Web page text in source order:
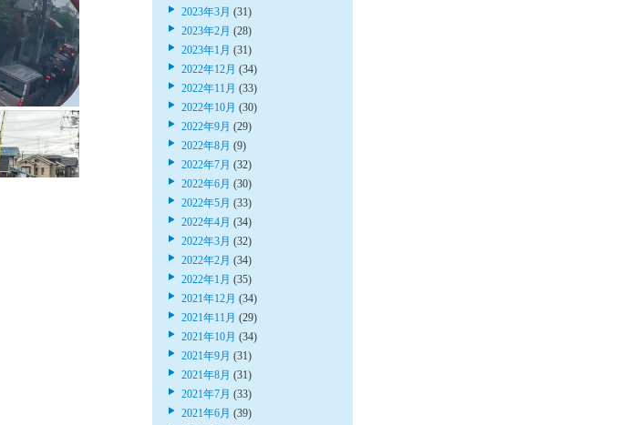
2023年3月 (31)
2023年2月 (28)
2023年1月 (31)
2022年12月 (34)
2022年11月 (33)
2022年10月 (30)
2022年9月 (29)
2022年8月 (9)
2022年7月 (32)
2022年6月 (30)
2022年5月 (33)
2022年4月 (34)
2022年3月 (32)
2022年2月 (34)
2022年1月 (35)
2021年12月 (34)
2021年11月 (29)
2021年10月 (34)
2021年9月 (31)
2021年8月 (31)
2021年7月 (33)
2021年6月 (39)